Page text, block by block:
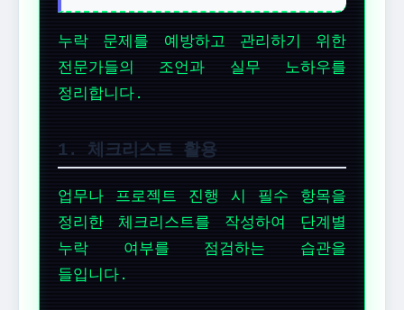
누락 문제를 예방하고 관리하기 위한
전문가들의 조언과 실무 노하우를
정리합니다.
1. 체크리스트 활용
업무나 프로젝트 진행 시 필수 항목을
정리한 체크리스트를 작성하여 단계별
누락 여부를 점검하는 습관을
들입니다.